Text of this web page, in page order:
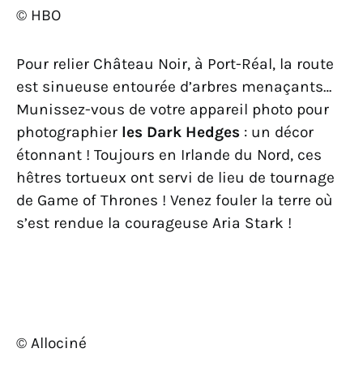
© HBO
Pour relier Château Noir, à Port-Réal, la route
est sinueuse entourée d’arbres menaçants…
Munissez-vous de votre appareil photo pour
photographier les Dark Hedges : un décor
étonnant ! Toujours en Irlande du Nord, ces
hêtres tortueux ont servi de lieu de tournage
de Game of Thrones ! Venez fouler la terre où
s’est rendue la courageuse Aria Stark !
© Allociné